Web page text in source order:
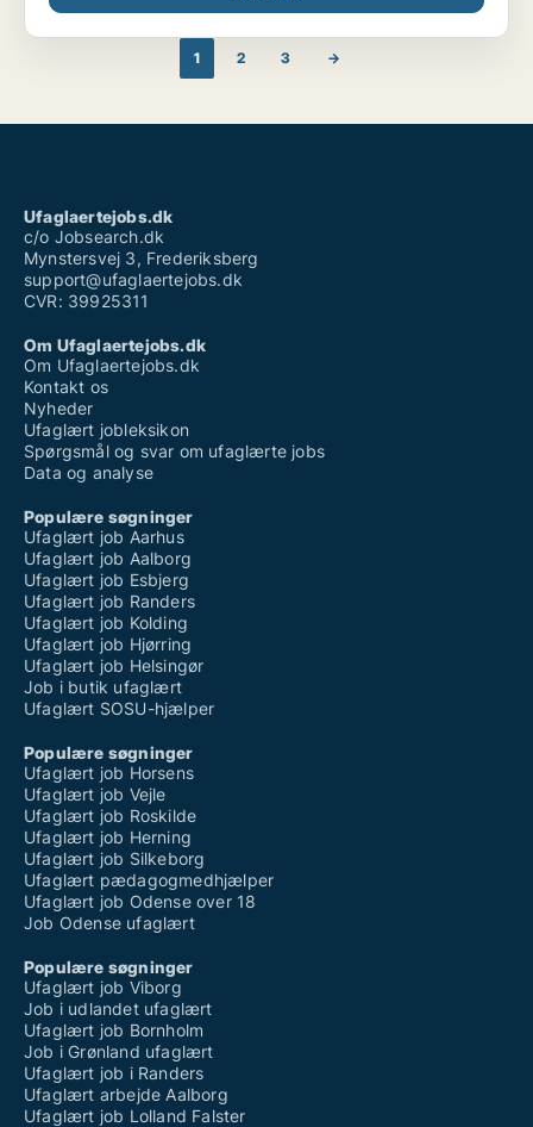
1 2 3 →
Ufaglaertejobs.dk
c/o Jobsearch.dk
Mynstersvej 3, Frederiksberg
support@ufaglaertejobs.dk
CVR: 39925311
Om Ufaglaertejobs.dk
Om Ufaglaertejobs.dk
Kontakt os
Nyheder
Ufaglært jobleksikon
Spørgsmål og svar om ufaglærte jobs
Data og analyse
Populære søgninger
Ufaglært job Aarhus
Ufaglært job Aalborg
Ufaglært job Esbjerg
Ufaglært job Randers
Ufaglært job Kolding
Ufaglært job Hjørring
Ufaglært job Helsingør
Job i butik ufaglært
Ufaglært SOSU-hjælper
Populære søgninger
Ufaglært job Horsens
Ufaglært job Vejle
Ufaglært job Roskilde
Ufaglært job Herning
Ufaglært job Silkeborg
Ufaglært pædagogmedhjælper
Ufaglært job Odense over 18
Job Odense ufaglært
Populære søgninger
Ufaglært job Viborg
Job i udlandet ufaglært
Ufaglært job Bornholm
Job i Grønland ufaglært
Ufaglært job i Randers
Ufaglært arbejde Aalborg
Ufaglært job Lolland Falster